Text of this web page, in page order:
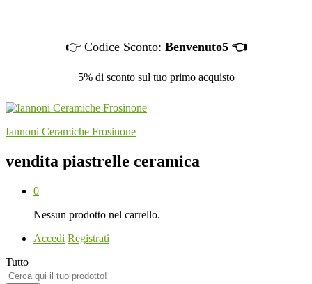
👉 Codice Sconto: Benvenuto5 👈
5% di sconto sul tuo primo acquisto
Iannoni Ceramiche Frosinone
vendita piastrelle ceramica
0
Nessun prodotto nel carrello.
Accedi Registrati
Tutto